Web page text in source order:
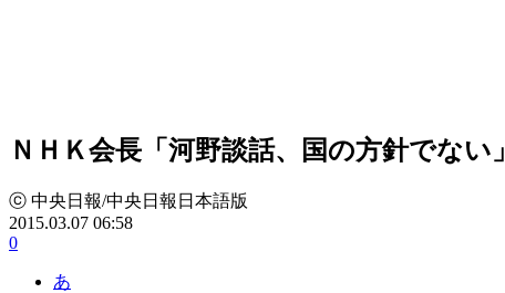
ＮＨＫ会長「河野談話、国の方針でない」
ⓒ 中央日報/中央日報日本語版
2015.03.07 06:58
0
あ